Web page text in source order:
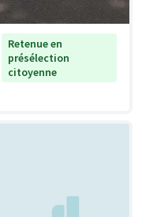
Retenue en
présélection
citoyenne